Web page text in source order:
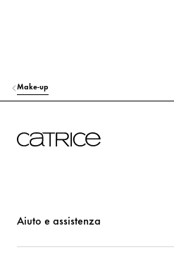
Make-up
Aiuto e assistenza